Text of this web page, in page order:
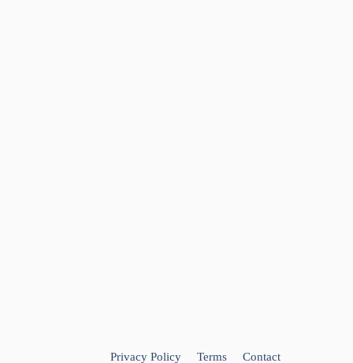
Privacy Policy Terms Contact